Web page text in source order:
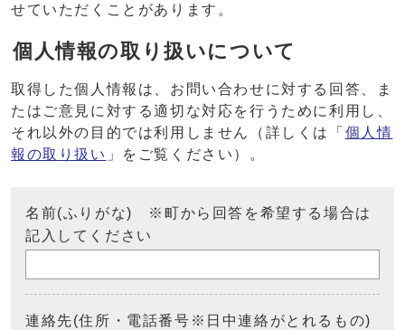
せていただくことがあります。
個人情報の取り扱いについて
取得した個人情報は、お問い合わせに対する回答、ま
たはご意見に対する適切な対応を行うために利用し、
それ以外の目的では利用しません（詳しくは「 個人情
報の取り扱い 」をご覧ください）。
名前(ふりがな) ※町から回答を希望する場合は
記入してください
連絡先(住所・電話番号※日中連絡がとれるもの)